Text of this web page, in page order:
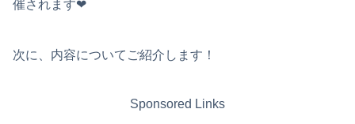
催されます❤︎
次に、内容についてご紹介します！
Sponsored Links